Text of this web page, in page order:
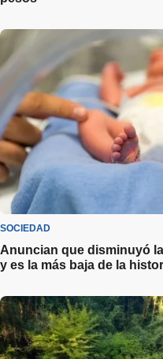
SOCIEDAD
Anuncian que disminuyó
y es la más baja de la